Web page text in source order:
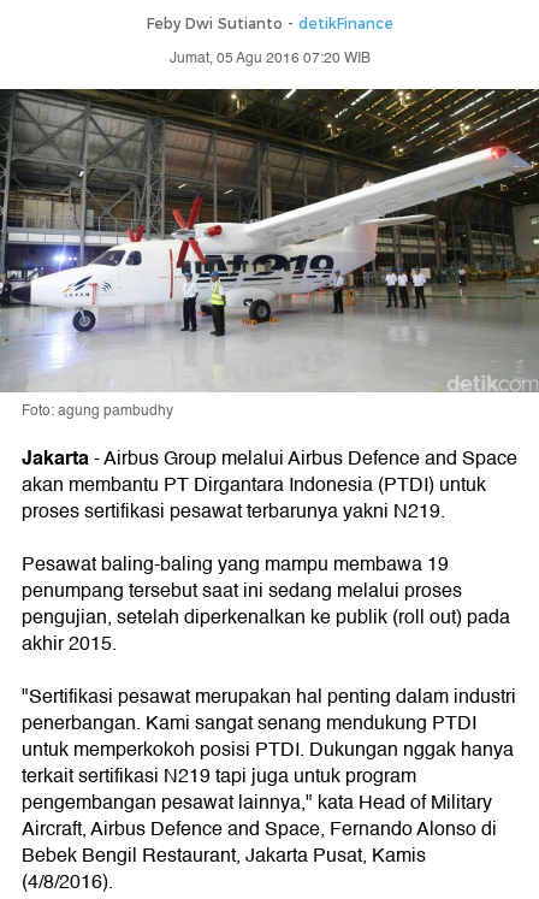
Feby Dwi Sutianto - detikFinance
Jumat, 05 Agu 2016 07:20 WIB
Foto: agung pambudhy
Jakarta-Airbus Group melalui Airbus Defence and Space
akan membantu PT Dirgantara Indonesia (PTDI) untuk
proses sertifikasi pesawat terbarunya yakni N219.
Pesawat baling-baling yang mampu membawa 19
penumpang tersebut saat ini sedang melalui proses
pengujian, setelah diperkenalkan ke publik (roll out) pada
akhir 2015.
"Sertifikasi pesawat merupakan hal penting dalam industri
penerbangan. Kami sangat senang mendukung PTDI
untuk memperkokoh posisi PTDI. Dukungan nggak hanya
terkait sertifikasi N219 tapi juga untuk program
pengembangan pesawat lainnya," kata Head of Military
Aircraft, Airbus Defence and Space, Fernando Alonso di
Bebek Bengil Restaurant, Jakarta Pusat, Kamis
(4/8/2016).